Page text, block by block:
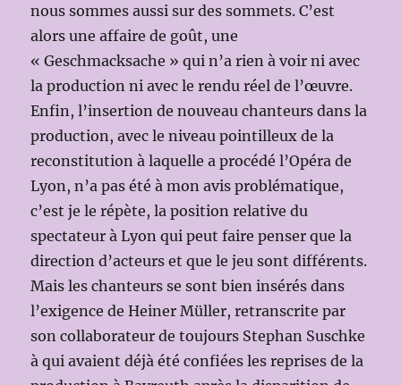
nous sommes aussi sur des sommets. C’est
alors une affaire de goût, une
« Geschmacksache » qui n’a rien à voir ni avec
la production ni avec le rendu réel de l’œuvre.
Enfin, l’insertion de nouveau chanteurs dans la
production, avec le niveau pointilleux de la
reconstitution à laquelle a procédé l’Opéra de
Lyon, n’a pas été à mon avis problématique,
c’est je le répète, la position relative du
spectateur à Lyon qui peut faire penser que la
direction d’acteurs et que le jeu sont différents.
Mais les chanteurs se sont bien insérés dans
l’exigence de Heiner Müller, retranscrite par
son collaborateur de toujours Stephan Suschke
à qui avaient déjà été confiées les reprises de la